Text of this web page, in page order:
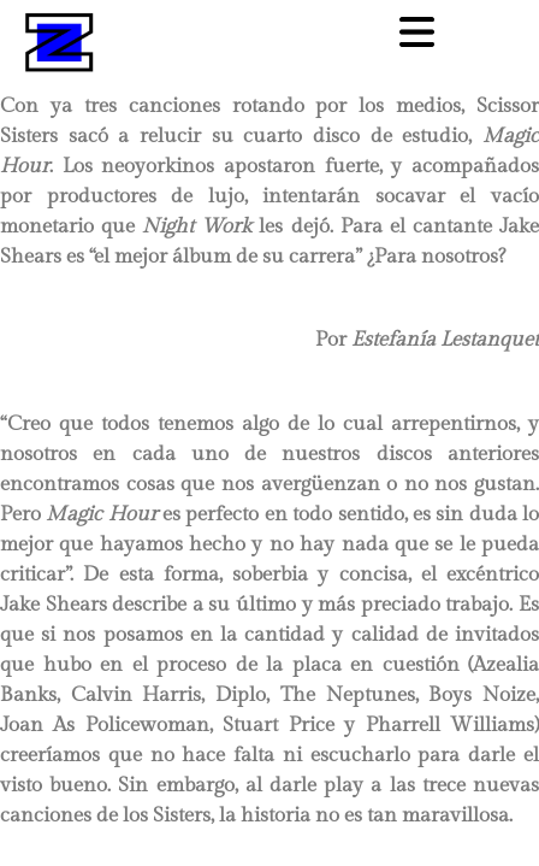
Con ya tres canciones rotando por los medios, Scissor
Sisters sacó a relucir su cuarto disco de estudio, Magic
Hour. Los neoyorkinos apostaron fuerte, y acompañados
por productores de lujo, intentarán socavar el vacío
monetario queNight Workles dejó. Para el cantante Jake
Shears es “el mejor álbum de su carrera” ¿Para nosotros?
Por Estefanía Lestanquet
“Creo que todos tenemos algo de lo cual arrepentirnos, y
nosotros en cada uno de nuestros discos anteriores
encontramos cosas que nos avergüenzan o no nos gustan.
Pero Magic Houres perfecto en todo sentido, es sin duda lo
mejor que hayamos hecho y no hay nada que se le pueda
criticar”. De esta forma, soberbia y concisa, el excéntrico
Jake Shears describe a su último y más preciado trabajo. Es
que si nos posamos en la cantidad y calidad de invitados
que hubo en el proceso de la placa en cuestión (Azealia
Banks, Calvin Harris, Diplo, The Neptunes, Boys Noize,
Joan As Policewoman, Stuart Price y Pharrell Williams)
creeríamos que no hace falta ni escucharlo para darle el
visto bueno. Sin embargo, al darle play a las trece nuevas
canciones de los Sisters, la historia no es tan maravillosa.